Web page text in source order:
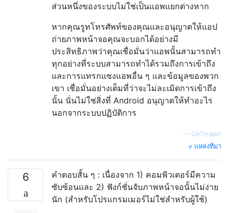
ส่วนหนึ่งของระบบไม่ใช่เป็นแอพแยกต่างหาก
หากคุณรูทโทรศัพท์ของคุณและอนุญาตให้แอป
ถ่ายภาพหน้าจอคุณจะบอกได้อย่างมี
ประสิทธิภาพว่าคุณเชื่อมั่นว่าแอพนั้นสามารถทำ
ทุกอย่างที่ระบบสามารถทำได้รวมถึงการเข้าถึง
และการแทรกแซงแอพอื่น ๆ และข้อมูลของพวก
เขา เชื่อมั่นอย่างเต็มที่ว่าจะไม่ละเมิดการเข้าถึง
นั้น นั่นไม่ใช่สิ่งที่ Android อนุญาตให้ทำอะไร
นอกจากระบบปฏิบัติการ
— GAThrawn
แหล่งที่มา
6
คำตอบสั้น ๆ : เนื่องจาก 1) คอมพิวเตอร์มีความ
ซับซ้อนและ 2) ฟังก์ชั่นจับภาพหน้าจอนั้นไม่ง่าย
นัก (สำหรับโปรแกรมเมอร์ไม่ใช่สำหรับผู้ใช้)